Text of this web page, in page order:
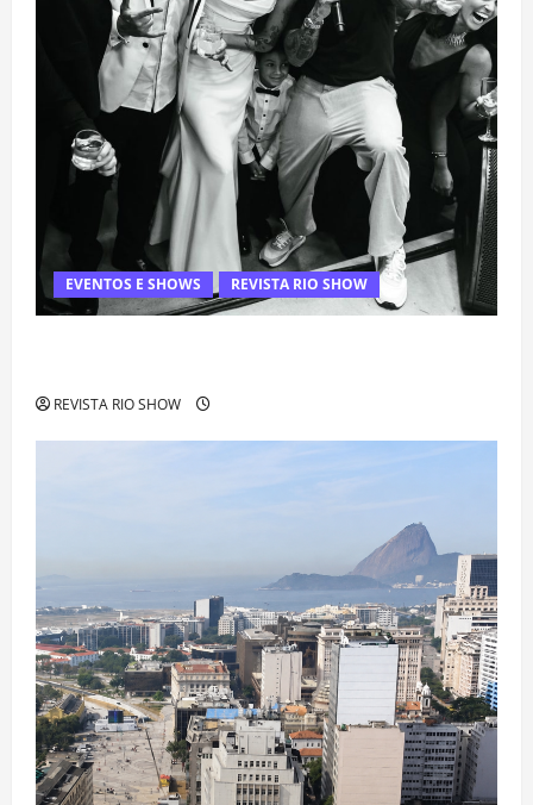
EVENTOS E SHOWS REVISTA RIO SHOW
REVISTA RIO SHOW